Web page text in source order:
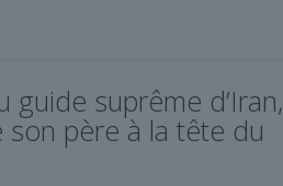
guide suprême d’Iran,
père à la tête du